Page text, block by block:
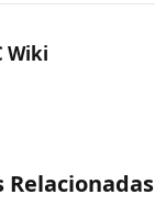
Wiki
Relacionadas